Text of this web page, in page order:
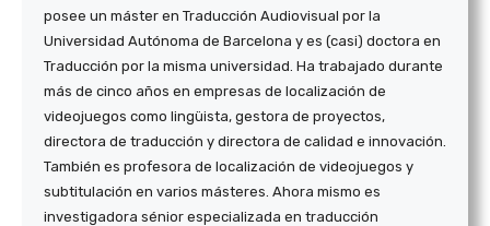
posee un máster en Traducción Audiovisual por la
Universidad Autónoma de Barcelona y es (casi) doctora en
Traducción por la misma universidad. Ha trabajado durante
más de cinco años en empresas de localización de
videojuegos como lingüista, gestora de proyectos,
directora de traducción y directora de calidad e innovación.
También es profesora de localización de videojuegos y
subtitulación en varios másteres. Ahora mismo es
investigadora sénior especializada en traducción